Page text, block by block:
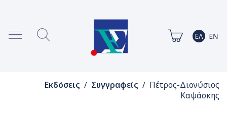
Εκδόσεις / Συγγραφείς / Πέτρος-Διονύσιος
Καψάσκης